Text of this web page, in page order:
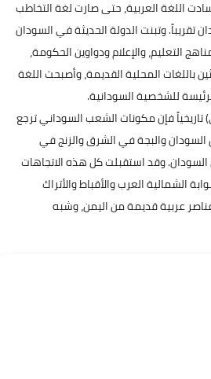
اللغة العربية، حتى صارت لغة التخاطب
تقريباً. وتبنت الدولة الحديثة في السودان
التعليم، والإعلام ودواوين الحكومة،
باللغات المحلية القديمة، وأصبحت اللغة
للشخصية السودانية.
تاريخياً فإن مكونات الشعب السوداني ترجع
والبجة في الشرق والزنج في
السودان. وقد استقبلت كل هذه الاتجاهات
الشمالية العرب والأقباط والأتراك
عربية قديمة من اليمن، وشبه